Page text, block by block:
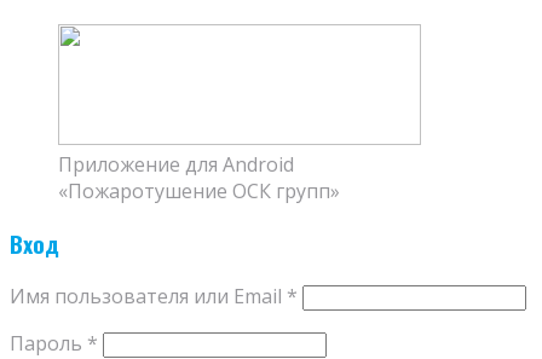
Приложение для Android
«Пожаротушение ОСК групп»
Вход
Имя пользователя или Email *
Пароль *